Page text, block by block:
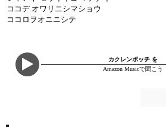
ココデ オワリニシマショウ
ココロヲオニニシテ
カクレンボッチ を
Amazon Musicで聞こう